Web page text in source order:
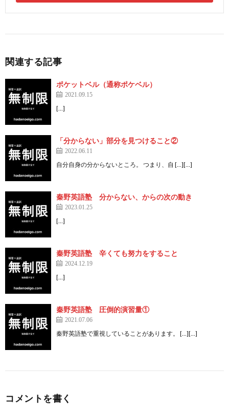
関連する記事
ポケットベル（通称ポケベル）
2021.09.15
[…]
「分からない」部分を見つけること②
2022.06.11
自分自身の分からないところ。 つまり、自 […][…]
秦野英語塾 分からない、からの次の動き
2023.01.25
[…]
秦野英語塾 辛くても努力をすること
2024.12.19
[…]
秦野英語塾 圧倒的演習量①
2021.07.06
秦野英語塾で重視していることがあります。 […][…]
コメントを書く